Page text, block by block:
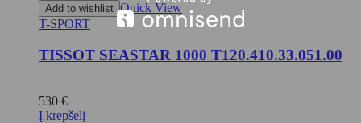
Add to wishlist Quick View
T-SPORT
TISSOT SEASTAR 1000 T120.410.33.051.00
530 €
Į krepšelį